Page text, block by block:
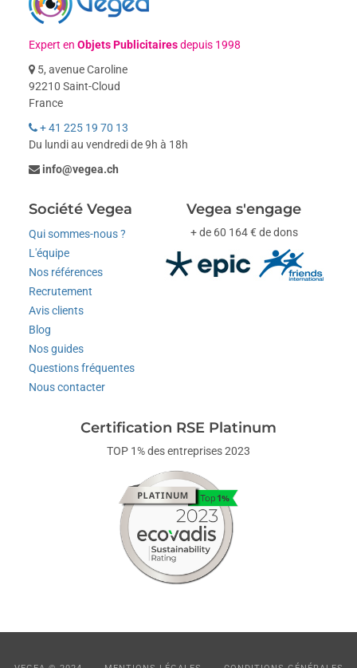
Expert enObjets Publicitairesdepuis 1998
5, avenue Caroline
92210 Saint-Cloud
France
+ 41 225 19 70 13
Du lundi au vendredi de 9h à 18h
info@vegea.ch
Société Vegea
Qui sommes-nous ?
L'équipe
Nos références
Recrutement
Avis clients
Blog
Nos guides
Questions fréquentes
Nous contacter
Vegea s'engage
+ de 60 164 € de dons
Certification RSE Platinum
TOP 1% des entreprises 2023